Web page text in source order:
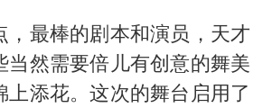
，最棒的剧本和演员，天才
当然需要倍儿有创意的舞美
上添花。这次的舞台启用了